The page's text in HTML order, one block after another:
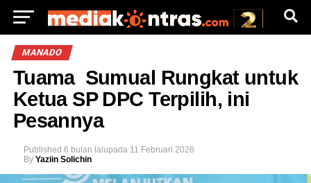
MANADO
Tuama Sumual Rungkat untuk
Ketua SP DPC Terpilih, ini
Pesannya
Published 6 bulan lalupada 11 Februari 2026
By Yaziin Solichin